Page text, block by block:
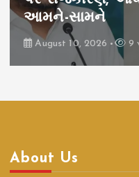
આમને-સામને
August 10, 2026 9
About Us